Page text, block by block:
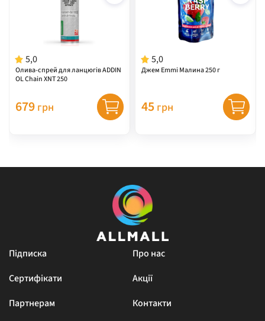
5,0
Олива-спрей для ланцюгів ADDIN
OL Chain XNT 250
679 грн
5,0
Джем Emmi Малина 250 г
45 грн
Підписка
Про нас
Сертифікати
Акції
Партнерам
Контакти